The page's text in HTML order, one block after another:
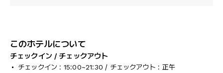
このホテルについて
チェックイン / チェックアウト
チェックイン : 15:00~21:30 / チェックアウト : 正午